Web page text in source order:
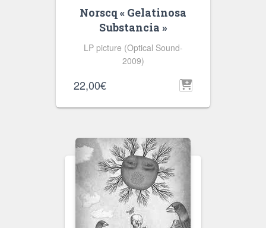
Norscq « Gelatinosa
Substancia »
LP picture (Optical Sound-
2009)
22,00€